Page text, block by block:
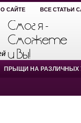
О САЙТЕ ВСЕ СТАТЬИ
ПРЫЩИ НА РАЗЛИЧНЫХ